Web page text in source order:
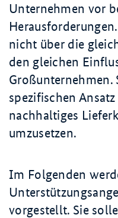
Unternehmen vor
nicht über die
den gleichen
Großunternehmen.
spezifischen
nachhaltiges
umzusetzen.
Im Folgenden
vorgestellt. Sie